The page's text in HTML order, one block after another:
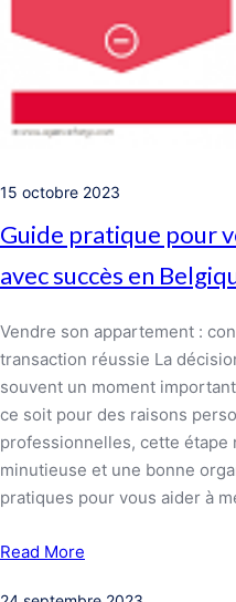
15 octobre 2023
Guide pratique pour
avec succès en
Vendre son appartement :
transaction réussie La
souvent un moment
ce soit pour des raisons
professionnelles, cette étape
minutieuse et une bonne
pratiques pour vous aider à
Read More